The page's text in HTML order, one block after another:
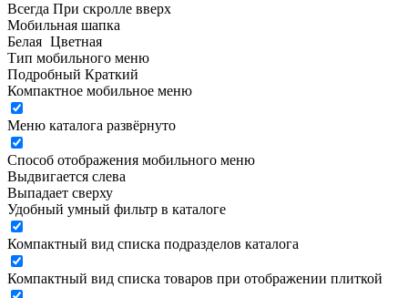
Всегда При скролле вверх
Мобильная шапка
Белая Цветная
Тип мобильного меню
Подробный Краткий
Компактное мобильное меню
Меню каталога развёрнуто
Способ отображения мобильного меню
Выдвигается слева
Выпадает сверху
Удобный умный фильтр в каталоге
Компактный вид списка подразделов каталога
Компактный вид списка товаров при отображении плиткой